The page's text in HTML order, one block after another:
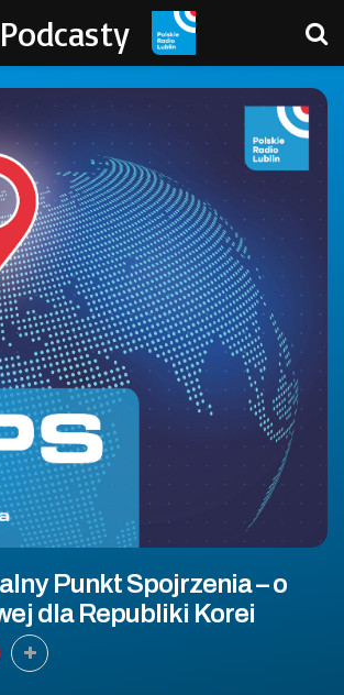
Podcasty
Punkt Spojrzenia – o
dla Republiki Korei